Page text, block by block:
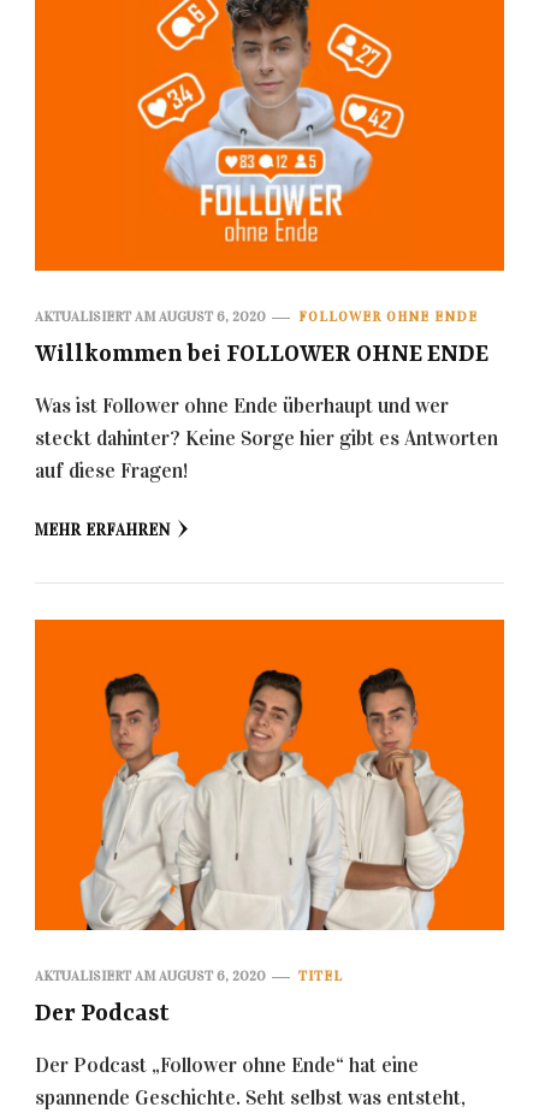
AKTUALISIERT AM AUGUST 6, 2020 FOLLOWER OHNE ENDE
Willkommen bei FOLLOWER OHNE ENDE
Was ist Follower ohne Ende überhaupt und wer
steckt dahinter? Keine Sorge hier gibt es Antworten
auf diese Fragen!
MEHR ERFAHREN
AKTUALISIERT AMAUGUST 6, 2020 TITEL
Der Podcast
Der Podcast „Follower ohne Ende“ hat eine
spannende Geschichte. Seht selbst was entsteht,